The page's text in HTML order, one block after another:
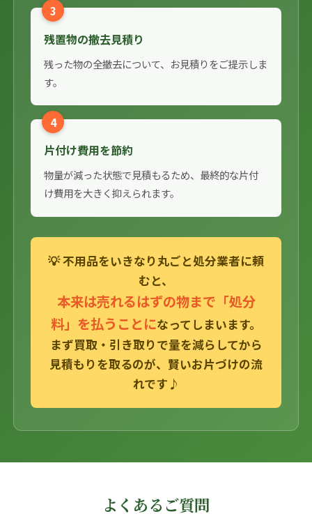
3
残置物の撤去見積り
残った物の全撤去について、お見積りをご提示しま
す。
4
片付け費用を節約
物量が減った状態で見積もるため、最終的な片付
け費用を大きく抑えられます。
💡 不用品をいきなり丸ごと処分業者に頼
むと、
本来は売れるはずの物まで「処分
料」を払うことになってしまいます。
まず買取・引き取りで量を減らしてから
見積もりを取るのが、賢いお片づけの流
れです♪
よくあるご質問